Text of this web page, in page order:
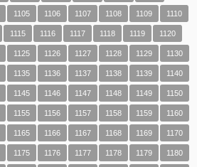
1105 1106 1107 1108 1109 1110
1115 1116 1117 1118 1119 1120
1125 1126 1127 1128 1129 1130
1135 1136 1137 1138 1139 1140
1145 1146 1147 1148 1149 1150
1155 1156 1157 1158 1159 1160
1165 1166 1167 1168 1169 1170
1175 1176 1177 1178 1179 1180